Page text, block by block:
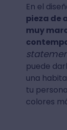
En el
pieza de
muy
puede
una
tu
colores